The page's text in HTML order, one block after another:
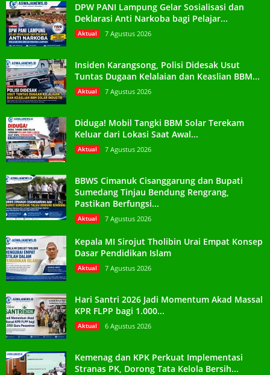
DPW PANI Lampung Gelar Sosialisasi dan
Deklarasi Anti Narkoba bagi Pelajar...
Aktual 7 Agustus 2026
Insiden Karangsong, Polisi Didesak Usut
Tuntas Dugaan Kelalaian dan Keaslian BBM...
Aktual 7 Agustus 2026
Diduga! Mobil Tangki BBM Solar Terekam
Keluar dari Lokasi Saat Awal...
Aktual 7 Agustus 2026
BBWS Cimanuk Cisanggarung dan Bupati
Sumedang Tinjau Bendung Rengrang,
Pastikan Berfungsi...
Aktual 7 Agustus 2026
Kepala MI Sirojut Tholibin Urai Empat Konsep
Dasar Pendidikan Islam
Aktual 7 Agustus 2026
Hari Santri 2026 Jadi Momentum Akad Massal
KPR FLPP bagi 1.000...
Aktual 6 Agustus 2026
Kemenag dan KPK Perkuat Implementasi
Stranas PK, Dorong Tata Kelola Bersih...